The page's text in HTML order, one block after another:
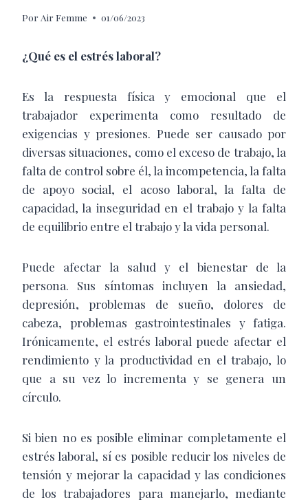
Por Air Femme 01/06/2023
¿Qué es el estrés laboral?
Es la respuesta física y emocional que el
trabajador experimenta como resultado de
exigencias y presiones. Puede ser causado por
diversas situaciones, como el exceso de trabajo, la
falta de control sobre él, la incompetencia, la falta
de apoyo social, el acoso laboral, la falta de
capacidad, la inseguridad en el trabajo y la falta
de equilibrio entre el trabajo y la vida personal.
Puede afectar la salud y el bienestar de la
persona. Sus síntomas incluyen la ansiedad,
depresión, problemas de sueño, dolores de
cabeza, problemas gastrointestinales y fatiga.
Irónicamente, el estrés laboral puede afectar el
rendimiento y la productividad en el trabajo, lo
que a su vez lo incrementa y se genera un
círculo.
Si bien no es posible eliminar completamente el
estrés laboral, sí es posible reducir los niveles de
tensión y mejorar la capacidad y las condiciones
de los trabajadores para manejarlo, mediante